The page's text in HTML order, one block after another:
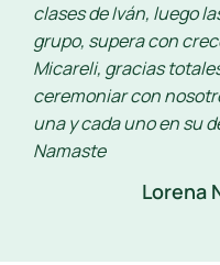
clases de Iván, luego
grupo, supera con
Micareli, gracias
ceremoniar con
una y cada uno en su
Namaste
Lorena